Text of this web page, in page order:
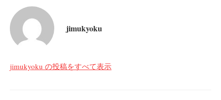
jimukyoku
jimukyoku の投稿をすべて表示